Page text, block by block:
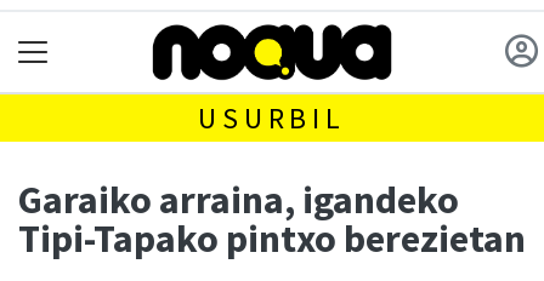
USURBIL
Garaiko arraina, igandeko
Tipi-Tapako pintxo berezietan